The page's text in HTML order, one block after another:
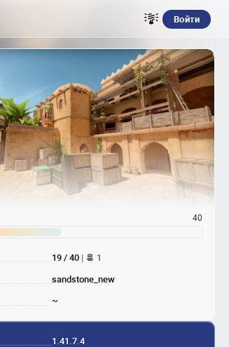
Войти
40
19 / 40 | 1
sandstone_new
~
1.41.7.4